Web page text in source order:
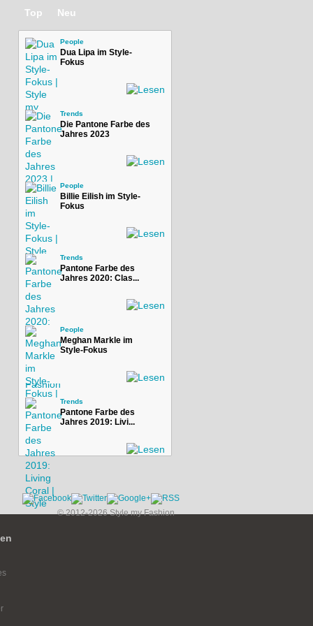
Top Neu
People
Dua Lipa im Style-
Fokus
Trends
Die Pantone Farbe des
Jahres 2023
People
Billie Eilish im Style-
Fokus
Trends
Pantone Farbe des
Jahres 2020: Clas...
People
Meghan Markle im
Style-Fokus
Trends
Pantone Farbe des
Jahres 2019: Livi...
© 2012-2026 Style my Fashion